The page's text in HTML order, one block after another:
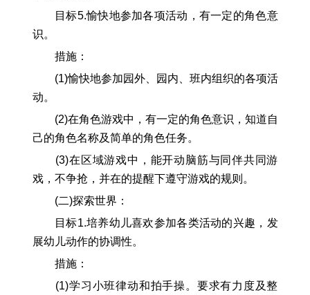
目标5.愉快地参加各项活动，有一定的角色意
识。
措施：
(1)愉快地参加园外、园内、班内组织的各项活
动。
(2)在角色游戏中，有一定的角色意识，知道自
己的角色名称及简单的角色任务。
(3)在区域游戏中，能开动脑筋与同伴共同游
戏，不争抢，并在的提醒下遵守游戏的规则。
(二)探索世界：
目标1.培养幼儿喜欢参加各类活动的兴趣，发
展幼儿动作的协调性。
措施：
(1)学习小班律动和拍手操。要求有力度及整